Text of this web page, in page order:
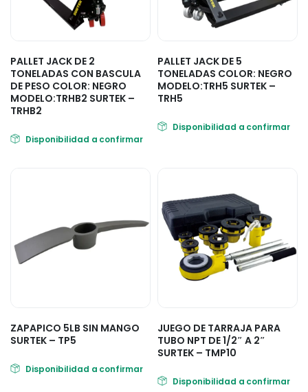
PALLET JACK DE 2
TONELADAS CON BASCULA
DE PESO COLOR: NEGRO
MODELO:TRHB2 SURTEK –
TRHB2
Disponibilidad a confirmar
PALLET JACK DE 5
TONELADAS COLOR: NEGRO
MODELO:TRH5 SURTEK –
TRH5
Disponibilidad a confirmar
ZAPAPICO 5LB SIN MANGO
SURTEK – TP5
Disponibilidad a confirmar
JUEGO DE TARRAJA PARA
TUBO NPT DE 1/2″ A 2″
SURTEK – TMP10
Disponibilidad a confirmar